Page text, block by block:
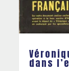
dans